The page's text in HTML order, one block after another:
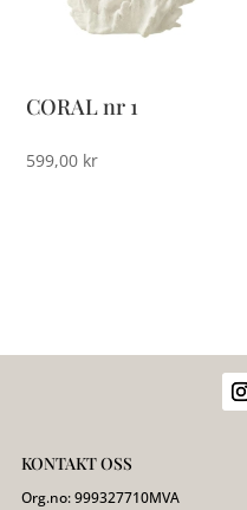
CORAL nr 1
599,00 kr
KONTAKT OSS
Org.no:999327710MVA